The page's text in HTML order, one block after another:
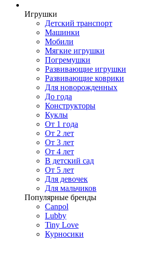
Игрушки
Детский транспорт
Машинки
Мобили
Мягкие игрушки
Погремушки
Развивающие игрушки
Развивающие коврики
Для новорожденных
До года
Конструкторы
Куклы
От 1 года
От 2 лет
От 3 лет
От 4 лет
В детский сад
От 5 лет
Для девочек
Для мальчиков
Популярные бренды
Canpol
Lubby
Tiny Love
Курносики